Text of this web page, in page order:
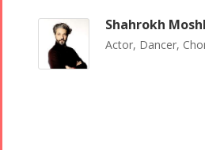
Shahrokh
Actor, Dancer,